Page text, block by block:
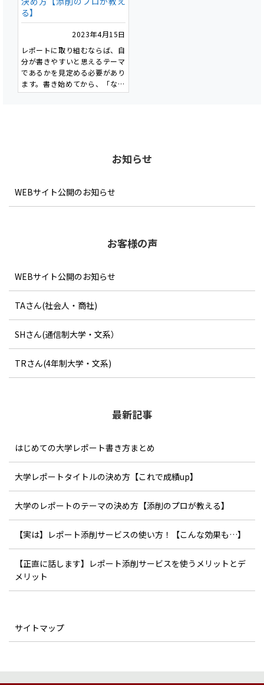
る】
2023年4月15日
レポートに取り組むならば、自
分が書きやすいと思えるテーマ
であるかを見定める必要があり
ます。書き始めてから、「なん
でこのテーマにしちゃったん
これは一度決めた「テーマ」で
い、取り返しがつかないためで
す。
のようなものでしょうか。具体
お知らせ
WEBサイト公開のお知らせ
お客様の声
WEBサイト公開のお知らせ
TAさん(社会人・商社)
SHさん(通信制大学・文系）
TRさん(4年制大学・文系)
最新記事
はじめての大学レポート書き方まとめ
大学レポートタイトルの決め方【これで成績up】
大学のレポートのテーマの決め方【添削のプロが教える】
【実は】レポート添削サービスの使い方！【こんな効果も…】
【正直に話します】レポート添削サービスを使うメリットとデ
メリット
サイトマップ